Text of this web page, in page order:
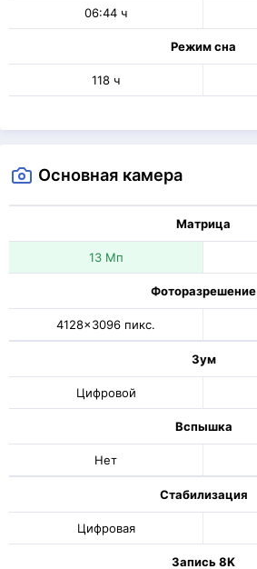
06:44 ч
Режим сна
118 ч
Основная камера
Матрица
13 Мп
Фоторазрешение
4128x3096 пикс.
Зум
Цифровой
Вспышка
Нет
Стабилизация
Цифровая
Запись 8K